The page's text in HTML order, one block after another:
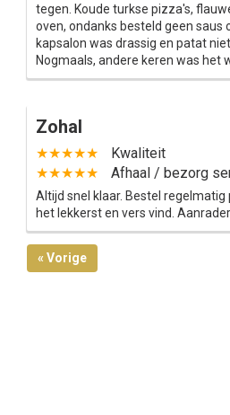
tegen. Koude turkse pizza's,
oven, ondanks besteld geen saus
kapsalon was drassig en patat
Nogmaals, andere keren was het
Zohal
★★★★★
Kwaliteit
★★★★★
Afhaal / bezorg
Altijd snel klaar. Bestel regelmatig
het lekkerst en vers vind.
« Vorige